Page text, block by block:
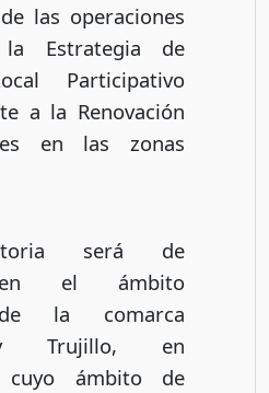
las operaciones
Estrategia de
Participativo
a la Renovación
en las zonas
será de
en el ámbito
la comarca
Trujillo, en
cuyo ámbito de